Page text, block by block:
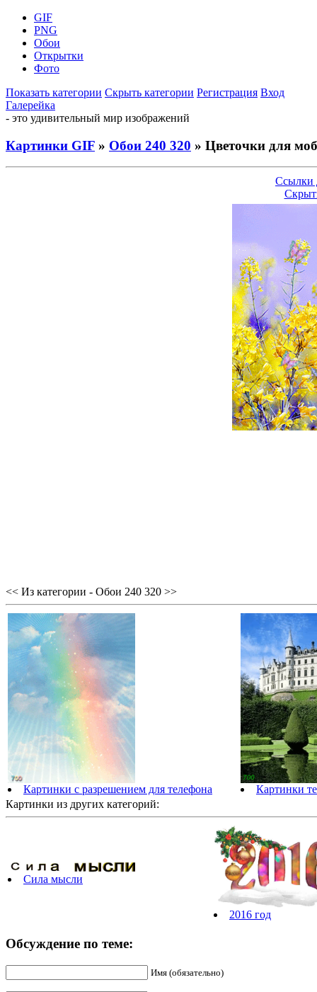
GIF
PNG
Обои
Открытки
Фото
Показать категории Скрыть категории Регистрация Вход
Галерейка
- это удивительный мир изображений
Картинки GIF » Обои 240 320 » Цветочки для
Ссылки
<< Из категории - Обои 240 320 >>
Картинки с разрешением для телефона
Картинки
Картинки из других категорий:
Сила мысли
2016 год
Обсуждение по теме:
Имя (обязательно)